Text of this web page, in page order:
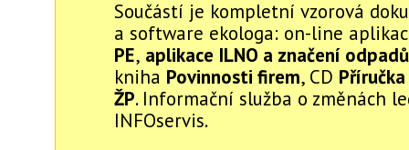
Součástí je kompletní vzorová
a software ekologa: on-line
PE, aplikace ILNO a značení odpadů
kniha Povinnosti firem, CD
ŽP. Informační služba o změnách
INFOservis.